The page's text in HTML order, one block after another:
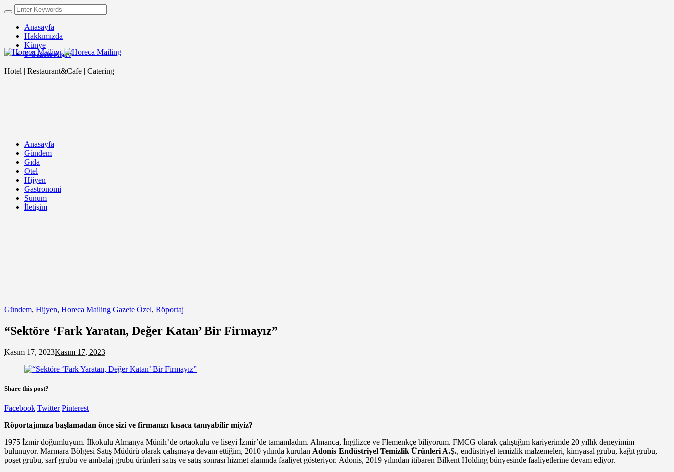
Anasayfa
Hakkımızda
Künye
e-Gazete Arşiv
Hotel | Restaurant&Cafe | Catering
Anasayfa
Gündem
Gıda
Otel
Hijyen
Gastronomi
Sunum
İletişim
Gündem, Hijyen, Horeca Mailing Gazete Özel, Röportaj
“Sektöre ‘Fark Yaratan, Değer Katan’ Bir Firmayız”
Kasım 17, 2023Kasım 17, 2023
Share this post?
Facebook Twitter Pinterest
Röportajımıza başlamadan önce sizi ve firmanızı kısaca tanıyabilir miyiz?
1975 İzmir doğumluyum. İlkokulu Almanya Münih’de ortaokulu ve liseyi İzmir’de tamamladım. Almanca, İngilizce ve Flemenkçe biliyorum. FMCG olarak çalıştığım kariyerimde 20 yıllık deneyimim
bulunuyor. Marmara Bölgesi Satış Müdürü olarak çalışmaya devam ettiğim, 2010 yılında kurulan Adonis Endüstriyel Temizlik Ürünleri A.Ş., endüstriyel temizlik malzemeleri, kimyasal grubu, kağıt grubu,
poşet grubu, sarf grubu ve ambalaj grubu ürünleri satış ve satış sonrası hizmet alanında faaliyet gösteriyor. Adonis, 2019 yılından itibaren Bilkent Holding bünyesinde faaliyetlerine devam ediyor.